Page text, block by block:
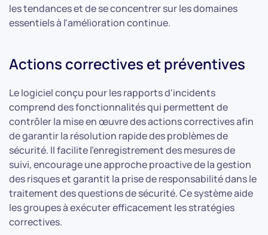
les tendances et de se concentrer sur les domaines
essentiels à l'amélioration continue.
Actions correctives et préventives
Le logiciel conçu pour les rapports d'incidents
comprend des fonctionnalités qui permettent de
contrôler la mise en œuvre des actions correctives afin
de garantir la résolution rapide des problèmes de
sécurité. Il facilite l'enregistrement des mesures de
suivi, encourage une approche proactive de la gestion
des risques et garantit la prise de responsabilité dans le
traitement des questions de sécurité. Ce système aide
les groupes à exécuter efficacement les stratégies
correctives.